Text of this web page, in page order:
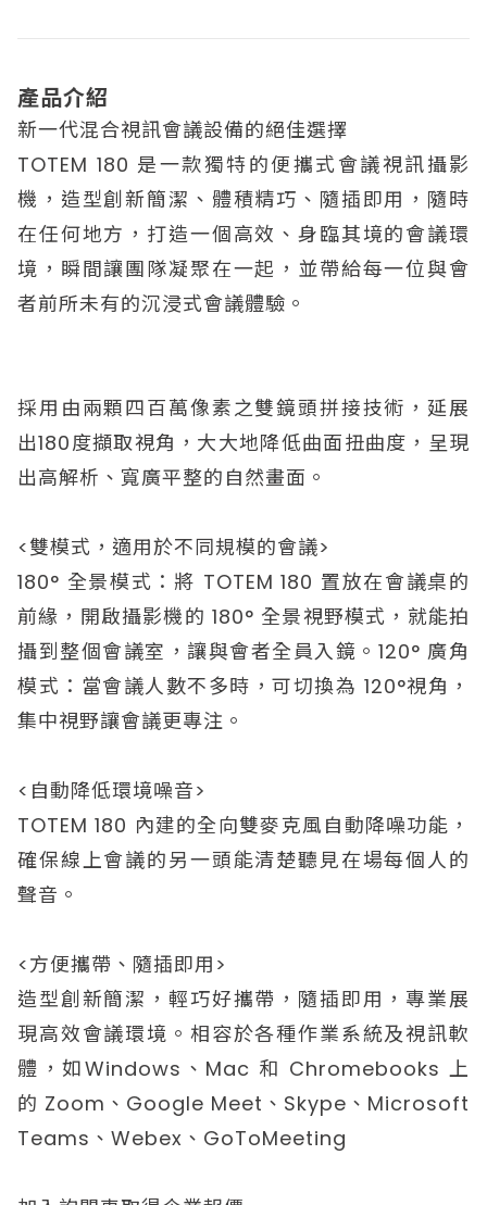
產品介紹
新一代混合視訊會議設備的絕佳選擇
TOTEM 180 是一款獨特的便攜式會議視訊攝影
機，造型創新簡潔、體積精巧、隨插即用，隨時
在任何地方，打造一個高效、身臨其境的會議環
境，瞬間讓團隊凝聚在一起，並帶給每一位與會
者前所未有的沉浸式會議體驗。
採用由兩顆四百萬像素之雙鏡頭拼接技術，延展
出180度擷取視角，大大地降低曲面扭曲度，呈現
出高解析、寬廣平整的自然畫面。
<雙模式，適用於不同規模的會議>
180° 全景模式：將 TOTEM 180 置放在會議桌的
前緣，開啟攝影機的 180° 全景視野模式，就能拍
攝到整個會議室，讓與會者全員入鏡。120° 廣角
模式：當會議人數不多時，可切換為 120°視角，
集中視野讓會議更專注。
<自動降低環境噪音>
TOTEM 180 內建的全向雙麥克風自動降噪功能，
確保線上會議的另一頭能清楚聽見在場每個人的
聲音。
<方便攜帶、隨插即用>
造型創新簡潔，輕巧好攜帶，隨插即用，專業展
現高效會議環境。相容於各種作業系統及視訊軟
體，如Windows、Mac 和 Chromebooks 上
的 Zoom、Google Meet、Skype、Microsoft
Teams、Webex、GoToMeeting